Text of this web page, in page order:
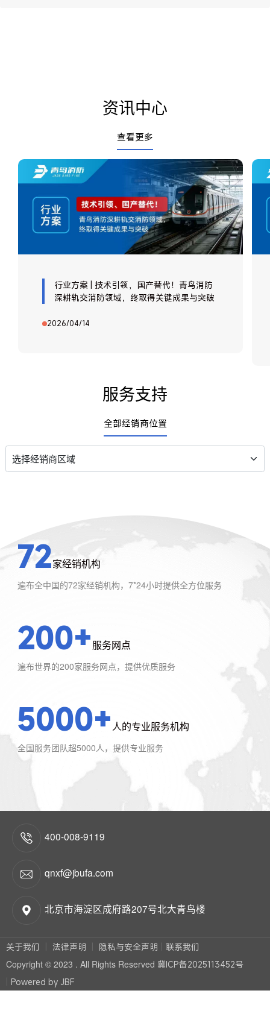
资讯中心
查看更多
行业方案 | 技术引领，国产替代！青鸟消防
深耕轨交消防领域，终取得关键成果与突破
2026/04/14
服务支持
全部经销商位置
72家经销机构
遍布全中国的72家经销机构，7*24小时提供全方位服务
200+服务网点
遍布世界的200家服务网点，提供优质服务
5000+人的专业服务机构
全国服务团队超5000人，提供专业服务
400-008-9119
qnxf@jbufa.com
北京市海淀区成府路207号北大青鸟楼
关于我们 法律声明 隐私与安全声明 联系我们
Copyright © 2023 . All Rights Reserved 冀ICP备2025113452号
Powered by JBF